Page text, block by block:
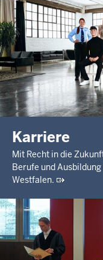
Karriere
Mit Recht in die
Berufe und
Westfalen.